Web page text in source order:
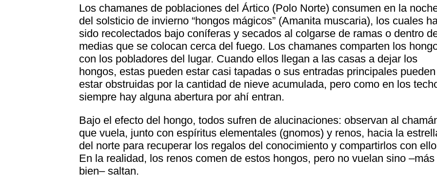
Los chamanes de poblaciones del Ártico (Polo Norte) consumen en la
del solsticio de invierno “hongos mágicos” (Amanita muscaria), los cuales
sido recolectados bajo coníferas y secados al colgarse de ramas o dentro
medias que se colocan cerca del fuego. Los chamanes comparten los
con los pobladores del lugar. Cuando ellos llegan a las casas a dejar los
hongos, estas pueden estar casi tapadas o sus entradas principales pueden
estar obstruidas por la cantidad de nieve acumulada, pero como en los
siempre hay alguna abertura por ahí entran.
Bajo el efecto del hongo, todos sufren de alucinaciones: observan al
que vuela, junto con espíritus elementales (gnomos) y renos, hacia la
del norte para recuperar los regalos del conocimiento y compartirlos con
En la realidad, los renos comen de estos hongos, pero no vuelan sino ‒más
bien‒ saltan.